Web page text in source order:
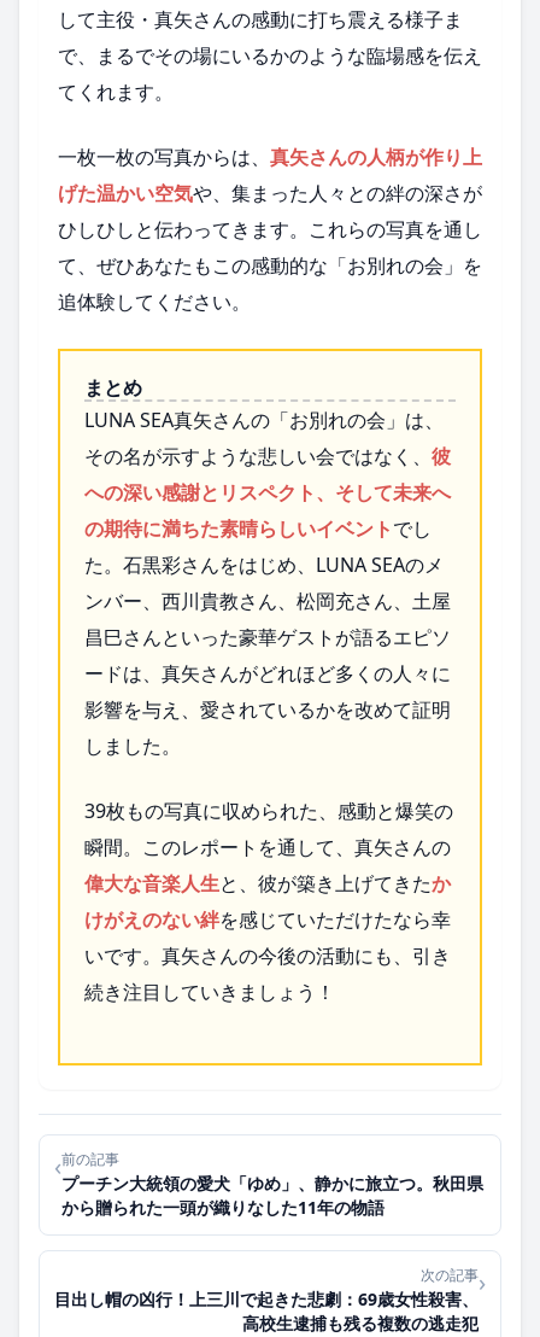
して主役・真矢さんの感動に打ち震える様子ま
で、まるでその場にいるかのような臨場感を伝え
てくれます。
一枚一枚の写真からは、 真矢さんの人柄が作り上
げた温かい空気や、集まった人々との絆の深さが
ひしひしと伝わってきます。これらの写真を通し
て、ぜひあなたもこの感動的な「お別れの会」を
追体験してください。
まとめ
LUNA SEA真矢さんの「お別れの会」は、
その名が示すような悲しい会ではなく、 彼
への深い感謝とリスペクト、そして未来へ
の期待に満ちた素晴らしいイベントでし
た。石黒彩さんをはじめ、LUNA SEAのメ
ンバー、西川貴教さん、松岡充さん、土屋
昌巳さんといった豪華ゲストが語るエピソ
ードは、真矢さんがどれほど多くの人々に
影響を与え、愛されているかを改めて証明
しました。
39枚もの写真に収められた、感動と爆笑の
瞬間。このレポートを通して、真矢さんの
偉大な音楽人生と、彼が築き上げてきたか
けがえのない絆を感じていただけたなら幸
いです。真矢さんの今後の活動にも、引き
続き注目していきましょう！
‹前の記事
プーチン大統領の愛犬「ゆめ」、静かに旅立つ。秋田県
から贈られた一頭が織りなした11年の物語
次の記事
目出し帽の凶行！上三川で起きた悲劇：69歳女性殺害、
高校生逮捕も残る複数の逃走犯
›